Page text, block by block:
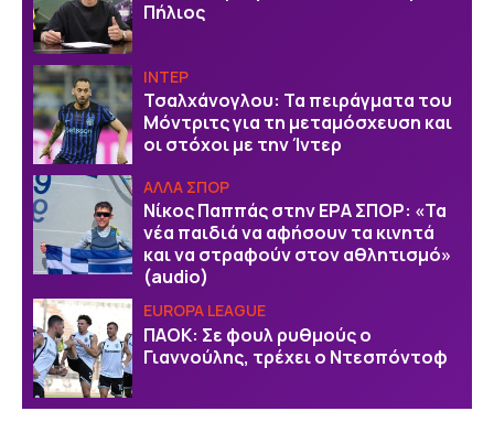
Πήλιος
ΙΝΤΕΡ
Τσαλχάνογλου: Τα πειράγματα του
Μόντριτς για τη μεταμόσχευση και
οι στόχοι με την Ίντερ
ΑΛΛΑ ΣΠΟΡ
Νίκος Παππάς στην ΕΡΑ ΣΠΟΡ: «Τα
νέα παιδιά να αφήσουν τα κινητά
και να στραφούν στον αθλητισμό»
(audio)
EUROPA LEAGUE
ΠΑΟΚ: Σε φουλ ρυθμούς ο
Γιαννούλης, τρέχει ο Ντεσπόντοφ